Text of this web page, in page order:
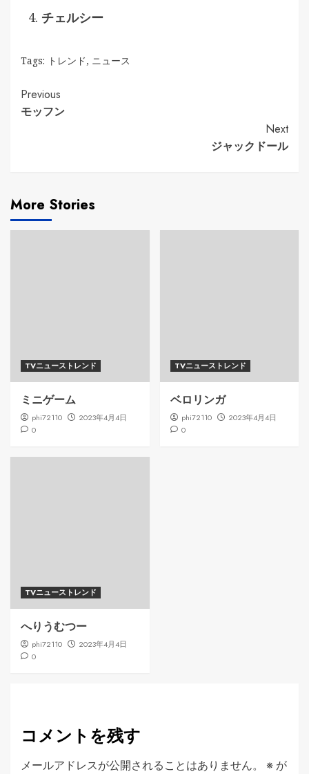
チェルシー
Tags: トレンド, ニュース
Continue
Reading
Previous
モッフン
Next
ジャックドール
More Stories
TVニューストレンド
ミニゲーム
phi72110
2023年4月4日
0
TVニューストレンド
ベロリンガ
phi72110
2023年4月4日
0
TVニューストレンド
へりうむつー
phi72110
2023年4月4日
0
コメントを残す
メールアドレスが公開されることはありません。 ※ が